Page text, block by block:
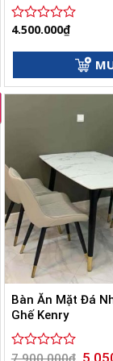
Được
5
sao
4.500.000₫
Bàn Ăn Mặt Đá
Ghế Kenry
Được
Giá